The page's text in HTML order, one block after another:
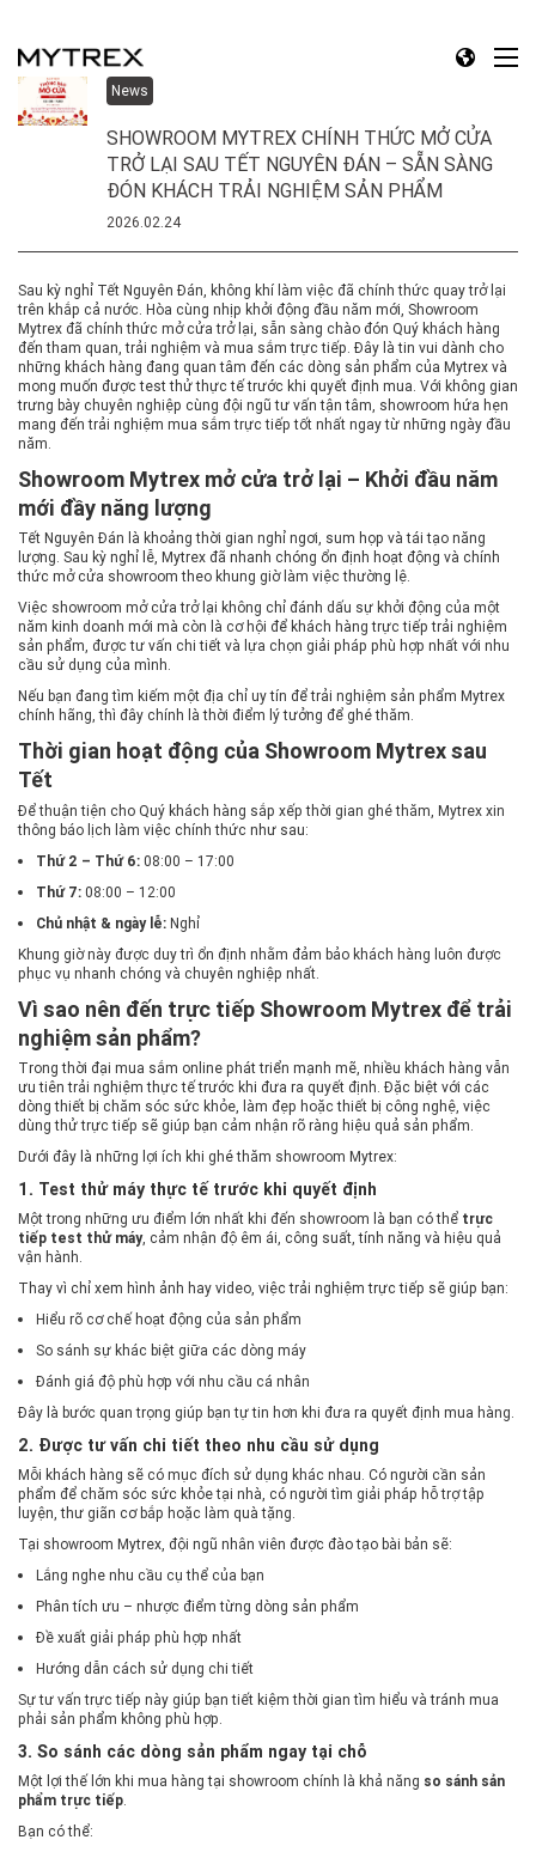
News
SHOWROOM MYTREX CHÍNH THỨC MỞ CỬA
TRỞ LẠI SAU TẾT NGUYÊN ĐÁN – SẴN SÀNG
ĐÓN KHÁCH TRẢI NGHIỆM SẢN PHẨM
2026.02.24
Sau kỳ nghỉ Tết Nguyên Đán, không khí làm việc đã chính thức quay trở lại
trên khắp cả nước. Hòa cùng nhịp khởi động đầu năm mới, Showroom
Mytrex đã chính thức mở cửa trở lại, sẵn sàng chào đón Quý khách hàng
đến tham quan, trải nghiệm và mua sắm trực tiếp. Đây là tin vui dành cho
những khách hàng đang quan tâm đến các dòng sản phẩm của Mytrex và
mong muốn được test thử thực tế trước khi quyết định mua. Với không gian
trưng bày chuyên nghiệp cùng đội ngũ tư vấn tận tâm, showroom hứa hẹn
mang đến trải nghiệm mua sắm trực tiếp tốt nhất ngay từ những ngày đầu
năm.
Showroom Mytrex mở cửa trở lại – Khởi đầu năm
mới đầy năng lượng
Tết Nguyên Đán là khoảng thời gian nghỉ ngơi, sum họp và tái tạo năng
lượng. Sau kỳ nghỉ lễ, Mytrex đã nhanh chóng ổn định hoạt động và chính
thức mở cửa showroom theo khung giờ làm việc thường lệ.
Việc showroom mở cửa trở lại không chỉ đánh dấu sự khởi động của một
năm kinh doanh mới mà còn là cơ hội để khách hàng trực tiếp trải nghiệm
sản phẩm, được tư vấn chi tiết và lựa chọn giải pháp phù hợp nhất với nhu
cầu sử dụng của mình.
Nếu bạn đang tìm kiếm một địa chỉ uy tín để trải nghiệm sản phẩm Mytrex
chính hãng, thì đây chính là thời điểm lý tưởng để ghé thăm.
Thời gian hoạt động của Showroom Mytrex sau
Tết
Để thuận tiện cho Quý khách hàng sắp xếp thời gian ghé thăm, Mytrex xin
thông báo lịch làm việc chính thức như sau:
Thứ 2 – Thứ 6: 08:00 – 17:00
Thứ 7: 08:00 – 12:00
Chủ nhật & ngày lễ: Nghỉ
Khung giờ này được duy trì ổn định nhằm đảm bảo khách hàng luôn được
phục vụ nhanh chóng và chuyên nghiệp nhất.
Vì sao nên đến trực tiếp Showroom Mytrex để trải
nghiệm sản phẩm?
Trong thời đại mua sắm online phát triển mạnh mẽ, nhiều khách hàng vẫn
ưu tiên trải nghiệm thực tế trước khi đưa ra quyết định. Đặc biệt với các
dòng thiết bị chăm sóc sức khỏe, làm đẹp hoặc thiết bị công nghệ, việc
dùng thử trực tiếp sẽ giúp bạn cảm nhận rõ ràng hiệu quả sản phẩm.
Dưới đây là những lợi ích khi ghé thăm showroom Mytrex:
1. Test thử máy thực tế trước khi quyết định
Một trong những ưu điểm lớn nhất khi đến showroom là bạn có thể trực
tiếp test thử máy, cảm nhận độ êm ái, công suất, tính năng và hiệu quả
vận hành.
Thay vì chỉ xem hình ảnh hay video, việc trải nghiệm trực tiếp sẽ giúp bạn:
Hiểu rõ cơ chế hoạt động của sản phẩm
So sánh sự khác biệt giữa các dòng máy
Đánh giá độ phù hợp với nhu cầu cá nhân
Đây là bước quan trọng giúp bạn tự tin hơn khi đưa ra quyết định mua hàng.
2. Được tư vấn chi tiết theo nhu cầu sử dụng
Mỗi khách hàng sẽ có mục đích sử dụng khác nhau. Có người cần sản
phẩm để chăm sóc sức khỏe tại nhà, có người tìm giải pháp hỗ trợ tập
luyện, thư giãn cơ bắp hoặc làm quà tặng.
Tại showroom Mytrex, đội ngũ nhân viên được đào tạo bài bản sẽ:
Lắng nghe nhu cầu cụ thể của bạn
Phân tích ưu – nhược điểm từng dòng sản phẩm
Đề xuất giải pháp phù hợp nhất
Hướng dẫn cách sử dụng chi tiết
Sự tư vấn trực tiếp này giúp bạn tiết kiệm thời gian tìm hiểu và tránh mua
phải sản phẩm không phù hợp.
3. So sánh các dòng sản phẩm ngay tại chỗ
Một lợi thế lớn khi mua hàng tại showroom chính là khả năng so sánh sản
phẩm trực tiếp.
Bạn có thể: